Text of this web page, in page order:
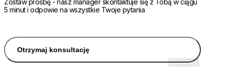
5 minut i odpowie na wszystkie Twoje pytania
Otrzymaj konsultację